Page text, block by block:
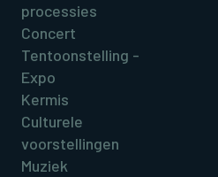
processies
Concert
Tentoonstelling -
Expo
Kermis
Culturele
voorstellingen
Muziek